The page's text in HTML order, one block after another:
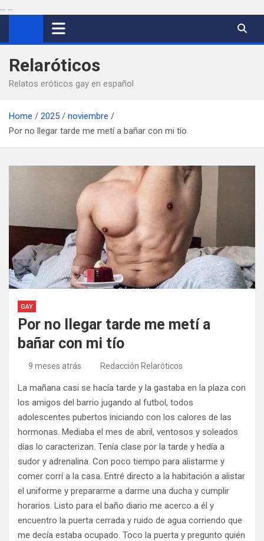
... ...
Relaróticos
Relatos eróticos gay en español
Home 2025
noviembre
Por no llegar tarde me metí a bañar con mi tío
GAY
Por no llegar tarde me metí a
bañar con mi tío
9 meses atrás Redacción Relaróticos
La mañana casi se hacía tarde y la gastaba en la plaza con
los amigos del barrio jugando al futbol, todos
adolescentes pubertos iniciando con los calores de las
hormonas. Mediaba el mes de abril, ventosos y soleados
días lo caracterizan. Tenía clase por la tarde y hedía a
sudor y adrenalina. Con poco tiempo para alistarme y
comer corrí a la casa. Entré directo a la habitación a alistar
el uniforme y prepararme a darme una ducha y cumplir
horarios. Listo para el baño diario me acerco a él y
encuentro la puerta cerrada y ruido de agua corriendo que
me decía estaba ocupado. Toco la puerta y pregunto quién